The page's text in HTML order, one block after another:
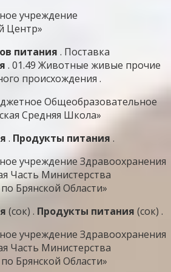
учреждение
Центр»
питания . Поставка
. 01.49 Животные живые прочие
происхождения .
Общеобразовательное
Средняя Школа»
. Продукты питания .
учреждение Здравоохранения
Часть Министерства
Брянской Области»
(сок) . Продукты питания (сок) .
учреждение Здравоохранения
Часть Министерства
Брянской Области»